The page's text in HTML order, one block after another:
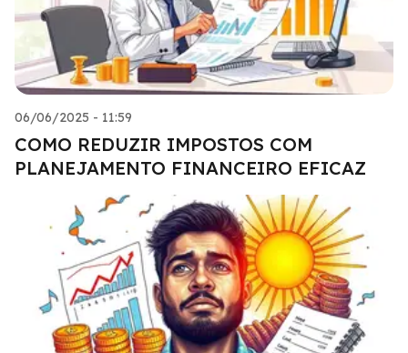
06/06/2025 - 11:59
COMO REDUZIR IMPOSTOS COM
PLANEJAMENTO FINANCEIRO EFICAZ